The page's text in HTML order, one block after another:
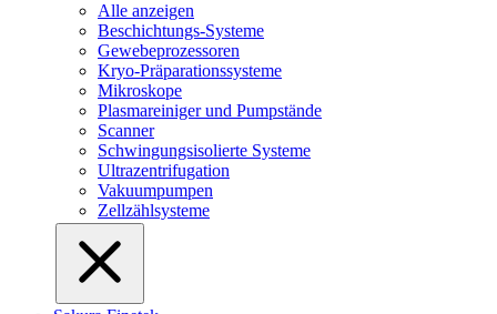
Alle anzeigen
Beschichtungs-Systeme
Gewebeprozessoren
Kryo-Präparationssysteme
Mikroskope
Plasmareiniger und Pumpstände
Scanner
Schwingungsisolierte Systeme
Ultrazentrifugation
Vakuumpumpen
Zellzählsysteme